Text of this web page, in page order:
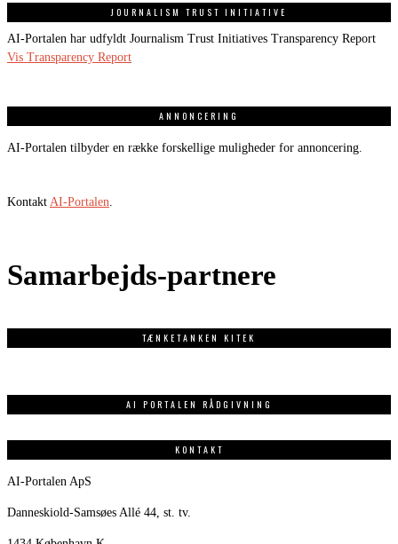
JOURNALISM TRUST INITIATIVE
AI-Portalen har udfyldt Journalism Trust Initiatives Transparency Report
Vis Transparency Report
ANNONCERING
AI-Portalen tilbyder en række forskellige muligheder for annoncering.
Kontakt AI-Portalen
Samarbejds-partnere
TÆNKETANKEN KITEK
AI PORTALEN RÅDGIVNING
KONTAKT
AI-Portalen ApS
Danneskiold-Samsøes Allé 44, st. tv.